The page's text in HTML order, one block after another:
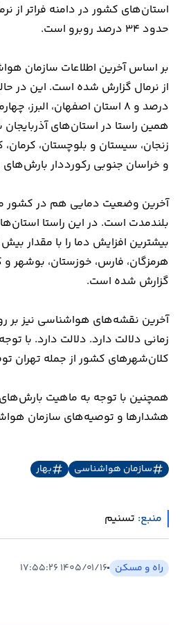
استان‌های کشور در دامنه فراتر از
حدود 34 درصد روبرو است.
همین راستا در استان‌های
زنجان، سیستان و بلوچستان،
و خراسان جنوبی رکورددار بارش‌های بیش از 70 درصد فراتر از
بلندمدت است. در این راستا
گزارش شده است.
زمانی دلالت دارد. دلالت دارد.
کلان‌شهرهای کشور از جمله تهران
همچنین با توجه به ماهیت
هشدارها و توصیه‌های سازمان
سازمان هواشناسی بهار
منبع: تسنیم
راه و مسکن ۱۴۰۵/۰۱/۱۶ ۱۷:۵۵:۲۶